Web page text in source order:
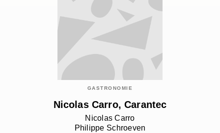
GASTRONOMIE
Nicolas Carro, Carantec
Nicolas Carro
Philippe Schroeven